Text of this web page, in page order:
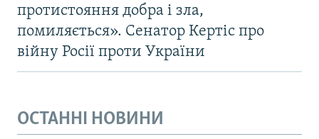
протистояння добра і зла,
помиляється». Сенатор Кертіс про
війну Росії проти України
ОСТАННІ НОВИНИ